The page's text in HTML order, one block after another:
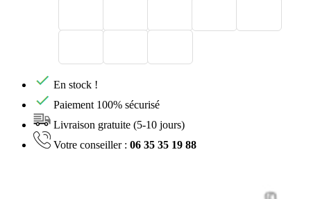
En stock !
Paiement 100% sécurisé
Livraison gratuite (5-10 jours)
Votre conseiller : 06 35 35 19 88